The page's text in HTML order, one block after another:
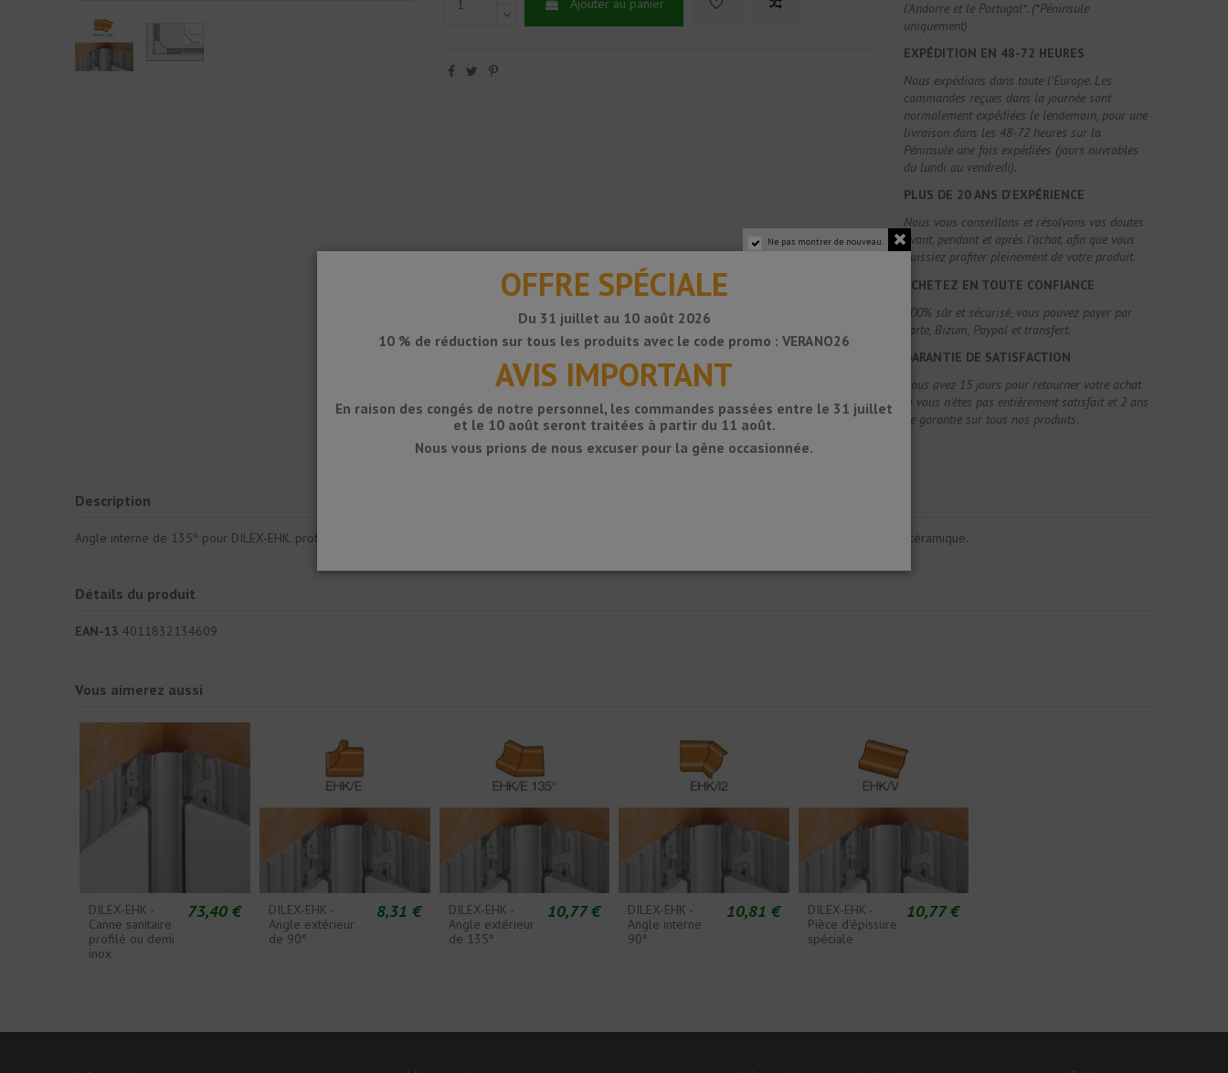
Ajouter au panier
l'Andorre et le Portugal*. (*Péninsule
uniquement)
EXPÉDITION EN 48-72 HEURES
Nous expédions dans toute l'Europe. Les
commandes reçues dans la journée sont
normalement expédiées le lendemain, pour une
livraison dans les 48-72 heures sur la
Péninsule une fois expédiées (jours ouvrables
du lundi au vendredi).
PLUS DE 20 ANS D'EXPÉRIENCE
Nous vous conseillons et résolvons vos doutes
avant, pendant et après l'achat, afin que vous
puissiez profiter pleinement de votre produit.
ACHETEZ EN TOUTE CONFIANCE
100% sûr et sécurisé, vous pouvez payer par
carte, Bizum, Paypal et transfert.
GARANTIE DE SATISFACTION
Vous avez 15 jours pour retourner votre achat
si vous n'êtes pas entièrement satisfait et 2 ans
de garantie sur tous nos produits.
Description
Angle interne de 135º pour DILEX-EHK. profilé sanitaire ou demi-tige en acier inoxydable pour la livraison entre le sol / mur dans des revêtements en céramique.
Détails du produit
EAN-13 4011832134609
Vous aimerez aussi
DILEX-EHK -
Canne sanitaire
profilé ou demi
inox
73,40 €
DILEX-EHK -
Angle extérieur
de 90º
8,31 €
DILEX-EHK -
Angle extérieur
de 135º
10,77 €
DILEX-EHK -
Angle interne
90º
10,81 €
DILEX-EHK -
Pièce d'épissure
spéciale
10,77 €
Ne pas montrer de nouveau.
OFFRE SPÉCIALE
Du 31 juillet au 10 août 2026
10 % de réduction sur tous les produits avec le code promo : VERANO26
AVIS IMPORTANT
En raison des congés de notre personnel, les commandes passées entre le 31 juillet
et le 10 août seront traitées à partir du 11 août.
Nous vous prions de nous excuser pour la gêne occasionnée.